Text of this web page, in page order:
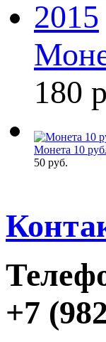
180
Монета 10
50 руб.
+7